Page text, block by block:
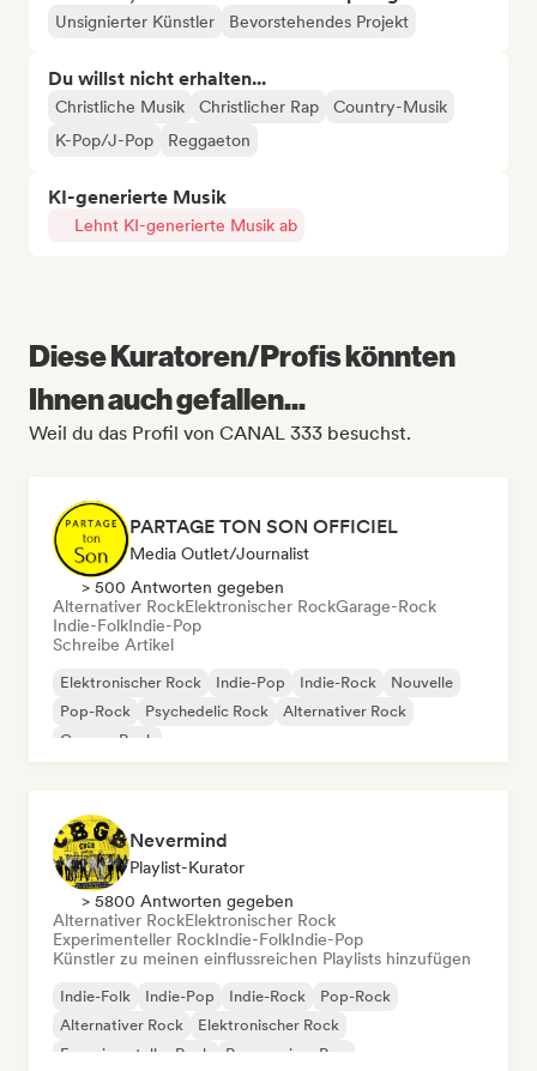
Unsignierter Künstler Bevorstehendes Projekt
Du willst nicht erhalten...
Christliche Musik Christlicher Rap
Country-Musik
K-Pop/J-Pop
Reggaeton
KI-generierte Musik
Lehnt KI-generierte Musik ab
Diese Kuratoren/Profis könnten
Ihnen auch gefallen...
Weil du das Profil von CANAL 333 besuchst.
PARTAGE TON SON OFFICIEL
Media Outlet/Journalist
> 500 Antworten gegeben
Alternativer RockElektronischer RockGarage-Rock
Indie-FolkIndie-Pop
Schreibe Artikel
Elektronischer Rock Indie-Pop Indie-Rock
Nouvelle
Pop-Rock
Psychedelic Rock
Alternativer Rock
Garage-Rock
Nevermind
Playlist-Kurator
> 5800 Antworten gegeben
Alternativer RockElektronischer Rock
Experimenteller RockIndie-FolkIndie-Pop
Künstler zu meinen einflussreichen Playlists hinzufügen
Indie-Folk Indie-Pop Indie-Rock
Pop-Rock
Alternativer Rock
Elektronischer Rock
Experimenteller Rock
Progressiver Pop